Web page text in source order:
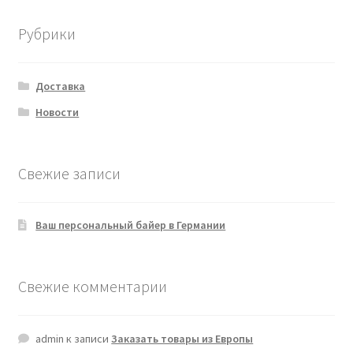
Рубрики
Доставка
Новости
Свежие записи
Ваш персональный байер в Германии
Свежие комментарии
admin к записиЗаказать товары из Европы